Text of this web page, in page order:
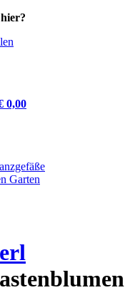
0,00
Garten